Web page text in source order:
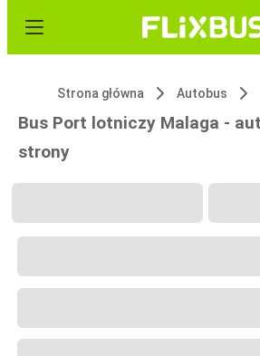
Strona główna Autobus
Bus Port lotniczy Malaga -
strony